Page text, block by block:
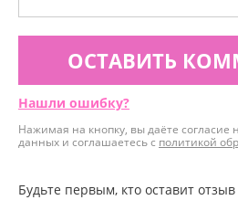
ОСТАВИТЬ
Нашли ошибку?
Нажимая на кнопку, вы даёте согласие
данных и соглашаетесь с политикой
Будьте первым, кто оставит отзыв